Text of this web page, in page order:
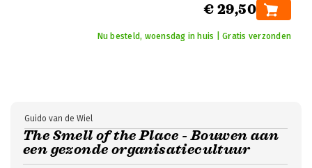
€ 29,50
Nu besteld, woensdag in huis | Gratis verzonden
The Smell of the Place - Bouwen aan
een gezonde organisatiecultuur
Guido van de Wiel